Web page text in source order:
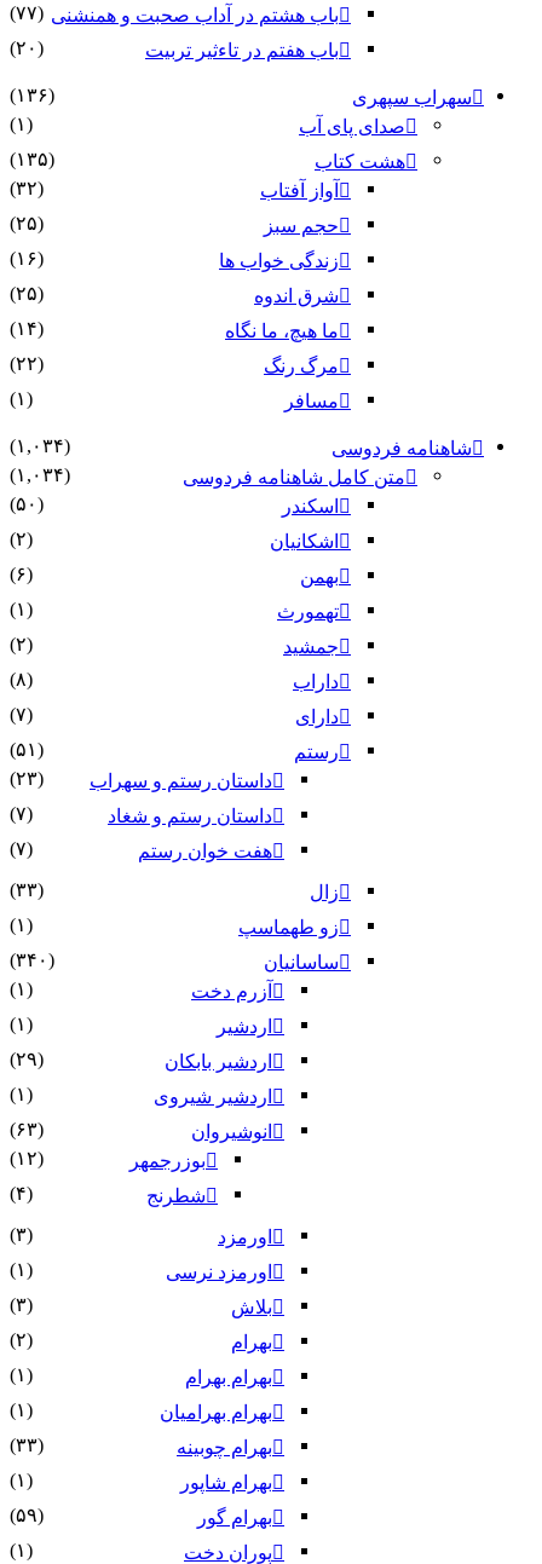
باب هشتم در آداب صحبت و همنشنى (۷۷)
باب هفتم در تاءثیر تربیت
(۲۰)
سهراب سپهری
(۱۳۶)
صدای پای آب
(۱)
هشت کتاب
(۱۳۵)
آواز آفتاب
(۳۲)
حجم سبز
(۲۵)
زندگی خواب ها
(۱۶)
شرق اندوه
(۲۵)
ما هیچ، ما نگاه
(۱۴)
مرگ رنگ
(۲۲)
مسافر
(۱)
شاهنامه فردوسی
(۱,۰۳۴)
متن کامل شاهنامه فردوسی
(۱,۰۳۴)
اسکندر
(۵۰)
اشکانیان
(۲)
بهمن
(۶)
تهمورث
(۱)
جمشید
(۲)
داراب
(۸)
دارای
(۷)
رستم
(۵۱)
داستان رستم و سهراب
(۲۳)
داستان رستم و شغاد
(۷)
هفت خوان رستم‏
(۷)
زال
(۳۳)
زو طهماسپ‏
(۱)
ساسانیان
(۳۴۰)
آزرم دخت
(۱)
اردشیر
(۱)
اردشیر بابکان
(۲۹)
اردشیر شیروی
(۱)
انوشیروان
(۶۳)
بوزرجمهر
(۱۲)
شطرنج
(۴)
اورمزد
(۳)
اورمزد نرسى‏
(۱)
بلاش
(۳)
بهرام
(۲)
بهرام بهرام
(۱)
بهرام بهرامیان‏
(۱)
بهرام چوبینه
(۳۳)
بهرام شاپور
(۱)
بهرام گور
(۵۹)
پوران دخت
(۱)